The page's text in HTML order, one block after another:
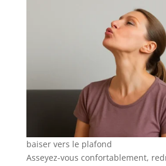
baiser vers le plafond
Asseyez-vous confortablement,